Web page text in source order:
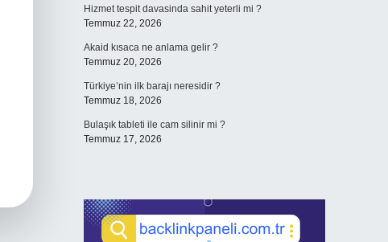
Hizmet tespit davasinda sahit yeterli mi ?
Temmuz 22, 2026
Akaid kısaca ne anlama gelir ?
Temmuz 20, 2026
Türkiye’nin ilk barajı neresidir ?
Temmuz 18, 2026
Bulaşık tableti ile cam silinir mi ?
Temmuz 17, 2026